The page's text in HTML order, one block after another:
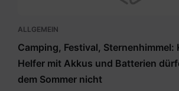
ALLGEMEIN
Camping, Festival, Sternenhimmel:
Helfer mit Akkus und Batterien
dem Sommer nicht